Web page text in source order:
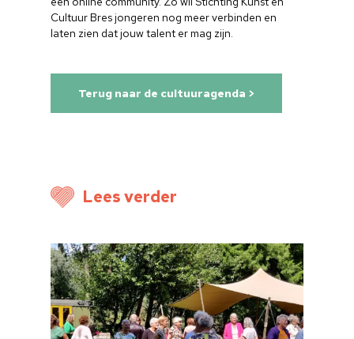
Cultuur Bres jongeren nog meer verbinden en
laten zien dat jouw talent er mag zijn.
Terug naar de cultuuragenda >
Lees verder
Home
Cultuuragenda
Voor
Nieuwsbrief
Doneren